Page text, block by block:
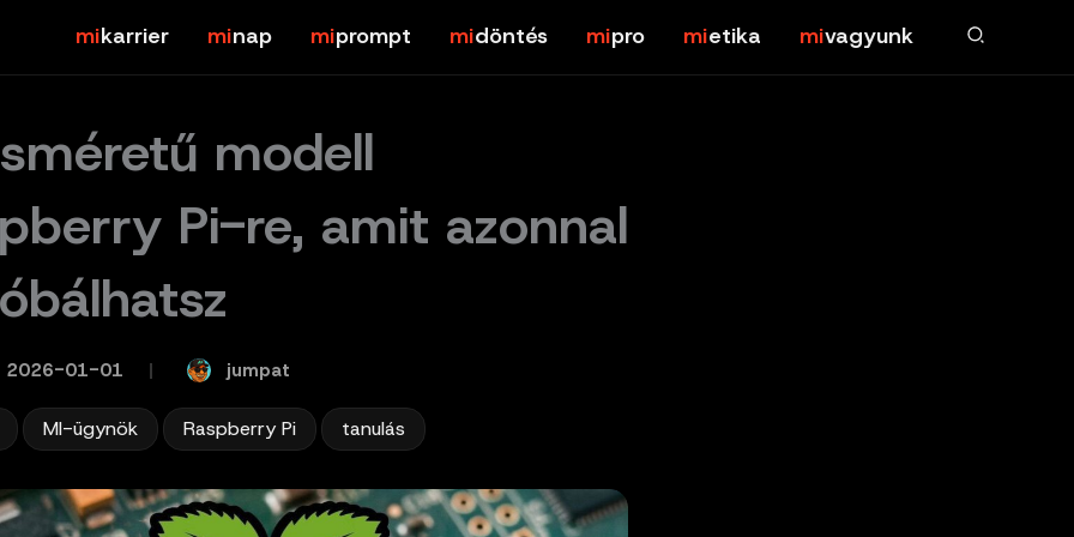
karrier nap prompt döntés pro etika vagyunk
modell
Pi-re, amit azonnal
2026-01-01 jumpat
MI-ügynök Raspberry Pi tanulás